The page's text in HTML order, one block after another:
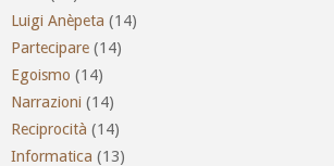
Luigi Anèpeta (14)
Partecipare (14)
Egoismo (14)
Narrazioni (14)
Reciprocità (14)
Informatica (13)